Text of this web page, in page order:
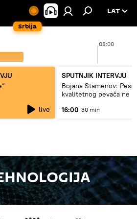
Srbija
LAT
08:00
live
SPUTNJIK INTERVJU
Bojana Stamenov:
kvalitetnog pevača ne
16:00 30 min